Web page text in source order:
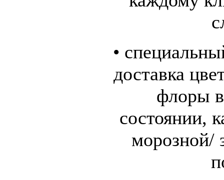
•
доставка
флоры
состоянии,
морозной/